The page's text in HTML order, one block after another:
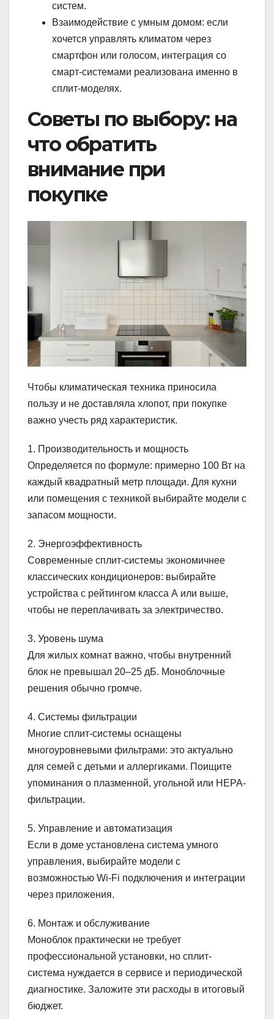
систем.
Взаимодействие с умным домом: если
хочется управлять климатом через
смартфон или голосом, интеграция со
смарт-системами реализована именно в
сплит-моделях.
Советы по выбору: на
что обратить
внимание при
покупке
Чтобы климатическая техника приносила
пользу и не доставляла хлопот, при покупке
важно учесть ряд характеристик.
1. Производительность и мощность
Определяется по формуле: примерно 100 Вт на
каждый квадратный метр площади. Для кухни
или помещения с техникой выбирайте модели с
запасом мощности.
2. Энергоэффективность
Современные сплит-системы экономичнее
классических кондиционеров: выбирайте
устройства с рейтингом класса А или выше,
чтобы не переплачивать за электричество.
3. Уровень шума
Для жилых комнат важно, чтобы внутренний
блок не превышал 20–25 дБ. Моноблочные
решения обычно громче.
4. Системы фильтрации
Многие сплит-системы оснащены
многоуровневыми фильтрами: это актуально
для семей с детьми и аллергиками. Поищите
упоминания о плазменной, угольной или HEPA-
фильтрации.
5. Управление и автоматизация
Если в доме установлена система умного
управления, выбирайте модели с
возможностью Wi-Fi подключения и интеграции
через приложения.
6. Монтаж и обслуживание
Моноблок практически не требует
профессиональной установки, но сплит-
система нуждается в сервисе и периодической
диагностике. Заложите эти расходы в итоговый
бюджет.